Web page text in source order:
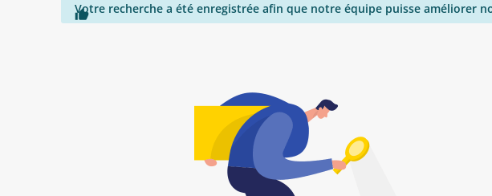

Votre recherche a été enregistrée afin que notre équipe puisse améliorer